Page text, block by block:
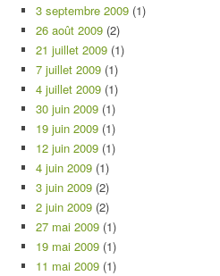
3 septembre 2009 (1)
26 août 2009 (2)
21 juillet 2009 (1)
7 juillet 2009 (1)
4 juillet 2009 (1)
30 juin 2009 (1)
19 juin 2009 (1)
12 juin 2009 (1)
4 juin 2009 (1)
3 juin 2009 (2)
2 juin 2009 (2)
27 mai 2009 (1)
19 mai 2009 (1)
11 mai 2009 (1)